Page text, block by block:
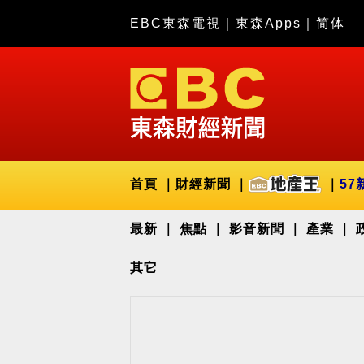
EBC東森電視 東森Apps 简体
首頁 財經新聞 57
最新 焦點 影音新聞 產業
其它